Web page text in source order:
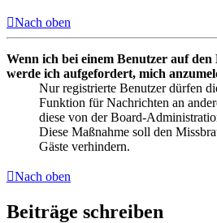
Nach oben
Wenn ich bei einem Benutzer auf
werde ich aufgefordert, mich
Nur registrierte Benutzer dürfen
Funktion für Nachrichten an
diese von der Board-
Diese Maßnahme soll den
Gäste verhindern.
Nach oben
Beiträge schreiben